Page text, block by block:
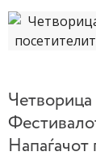
Четворица
Напаѓачот